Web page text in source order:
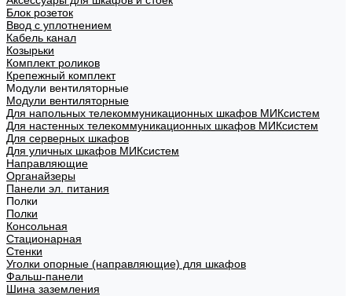
Блок розеток
Ввод с уплотнением
Кабель канал
Козырьки
Комплект роликов
Крепежный комплект
Модули вентиляторные
Модули вентиляторные
Для напольных телекоммуникационных шкафов МИКсистем
Для настенных телекоммуникационных шкафов МИКсистем
Для серверных шкафов
Для уличных шкафов МИКсистем
Направляющие
Органайзеры
Панели эл. питания
Полки
Полки
Консольная
Стационарная
Стенки
Уголки опорные (направляющие) для шкафов
Фальш-панели
Шина заземления